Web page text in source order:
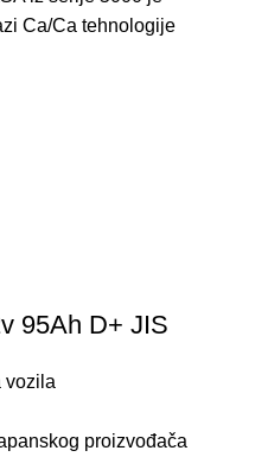
Ca/Ca tehnologije
95Ah D+ JIS
vozila
proizvođača